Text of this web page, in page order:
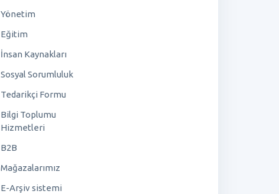
Yönetim
Eğitim
İnsan Kaynakları
Sosyal Sorumluluk
Tedarikçi Formu
Bilgi Toplumu
Hizmetleri
B2B
Mağazalarımız
E-Arşiv sistemi